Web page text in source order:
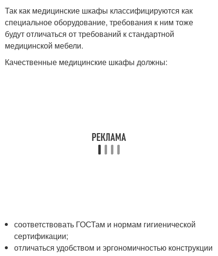
Так как медицинские шкафы классифицируются как
специальное оборудование, требования к ним тоже
будут отличаться от требований к стандартной
медицинской мебели.
Качественные медицинские шкафы должны:
соответствовать ГОСТам и нормам гигиенической
сертификации;
отличаться удобством и эргономичностью конструкции